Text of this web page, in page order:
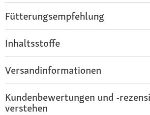
Fütterungsempfehlung
Inhaltsstoffe
Versandinformationen
Kundenbewertungen und -
verstehen